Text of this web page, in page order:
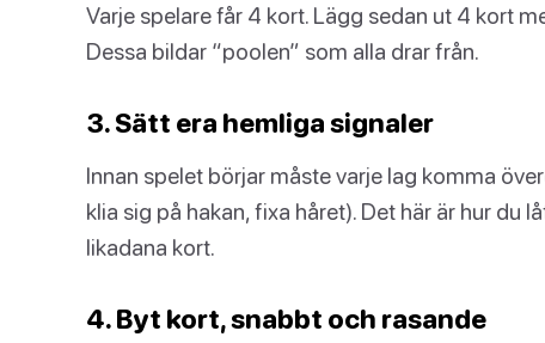
Varje spelare får 4 kort. Lägg sedan ut 4 kort
Dessa bildar “poolen” som alla drar från.
3. Sätt era hemliga signaler
Innan spelet börjar måste varje lag komma
klia sig på hakan, fixa håret). Det här är hur du
likadana kort.
4. Byt kort, snabbt och rasande